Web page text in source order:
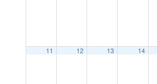
11 12 13 14